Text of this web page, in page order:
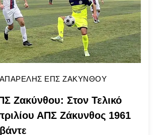
ΕΠΣ ΖΑΚΥΝΘΟΥ
Ζακύνθου: Στον Τελικό
ΑΠΣ Ζάκυνθος 1961